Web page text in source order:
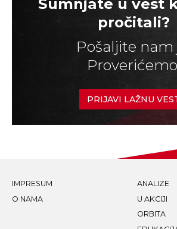
Sumnjate u vest
pročitali?
Pošaljite nam
PRIJAVI LAŽNU
IMPRESUM
O NAMA
ANALIZE
U AKCIJI
ORBITA